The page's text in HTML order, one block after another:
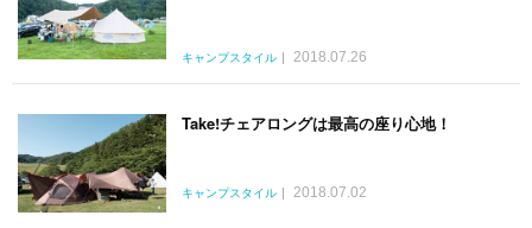
キャンプスタイル 2018.07.26
Take!チェアロングは最高の座り心地！
キャンプスタイル 2018.07.02